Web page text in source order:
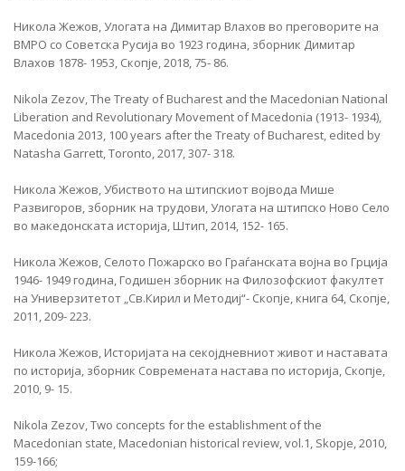
Никола Жежов, Улогата на Димитар Влахов во преговорите на
ВМРО со Советска Русија во 1923 година, зборник Димитар
Влахов 1878- 1953, Скопје, 2018, 75- 86.
Nikola Zezov, The Treaty of Bucharest and the Macedonian National
Liberation and Revolutionary Movement of Macedonia (1913- 1934),
Macedonia 2013, 100 years after the Treaty of Bucharest, edited by
Natasha Garrett, Toronto, 2017, 307- 318.
Никола Жежов, Убиството на штипскиот војвода Мише
Развигоров, зборник на трудови, Улогата на штипско Ново Село
во македонската историја, Штип, 2014, 152- 165.
Никола Жежов, Селото Пожарско во Граѓанската војна во Грција
1946- 1949 година, Годишен зборник на Филозофскиот факултет
на Универзитетот „Св.Кирил и Методиј“- Скопје, книга 64, Скопје,
2011, 209- 223.
Никола Жежов, Историјата на секојдневниот живот и наставата
по историја, зборник Современата настава по историја, Скопје,
2010, 9- 15.
Nikola Zezov, Two concepts for the establishment of the
Macedonian state, Macedonian historical review, vol.1, Skopje, 2010,
159-166;